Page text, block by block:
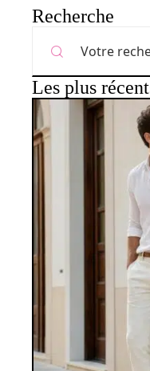
Recherche
Les plus